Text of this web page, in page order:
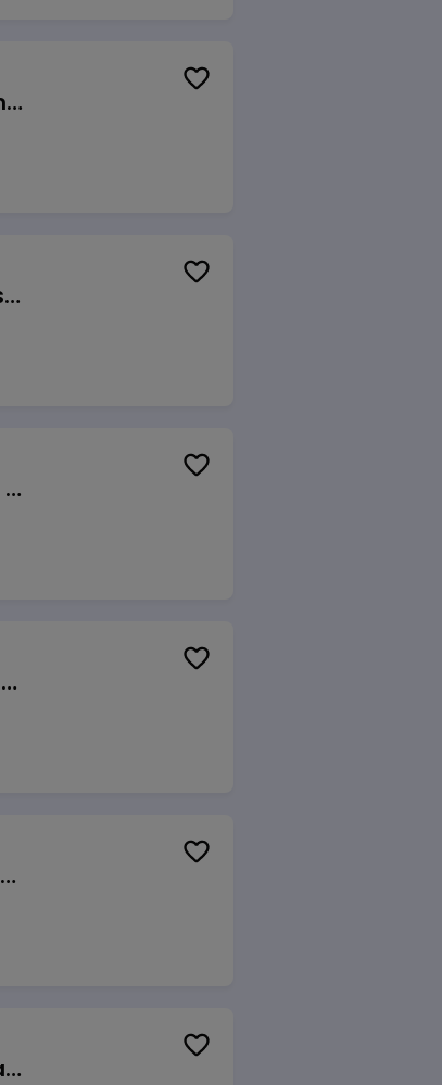
Prekių surinkėjas (-a) - pickeris, Senasis Ukmergės kelias 8, Avižieniai
Užsakymų komplektuotojas (-a) skirstymo sandėlyje
Pamainos vadovas (-ė), J. Basanavičiaus g. 6, Jonava
Kasininkas (-ė) - pardavėjas (-a), Chemikų g. 1, Jonava
Pardavimų vadybininkas (-ė) / Biuro administratorius (-ė) (B2B)
Kasininkas (-ė) - pardavėjas (-a), J. Basanavičiaus g. 6, Jonava